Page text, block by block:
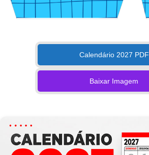
Calendário 2027 PDF
Baixar Imagem